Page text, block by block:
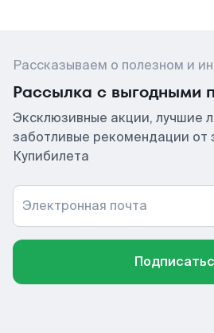
Рассказываем о полезном и
Рассылка с выгодными
Эксклюзивные акции, лучшие
заботливые рекомендации от
Купибилета
Электронная почта